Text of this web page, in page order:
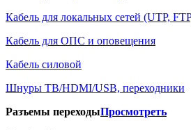
Кабель для локальных сетей (UTP,
Кабель для ОПС и оповещения
Кабель силовой
Шнуры ТВ/HDMI/USB, переходники
Разъемы переходыПросмотреть